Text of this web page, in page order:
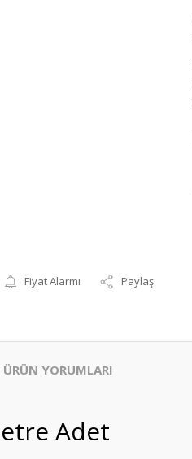
Fiyat Alarmı Paylaş
ÜRÜN YORUMLARI
Adet